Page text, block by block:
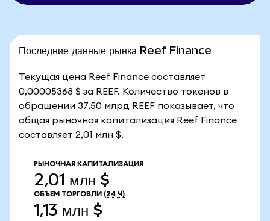
Последние данные рынка Reef Finance
Текущая цена Reef Finance составляет
0,00005368 $ за REEF. Количество токенов в
обращении 37,50 млрд REEF показывает, что
общая рыночная капитализация Reef Finance
составляет 2,01 млн $.
РЫНОЧНАЯ КАПИТАЛИЗАЦИЯ
2,01 млн $
ОБЪЕМ ТОРГОВЛИ (24 Ч)
1,13 млн $